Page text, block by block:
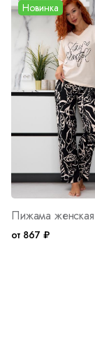
Новинка
от 867 ₽